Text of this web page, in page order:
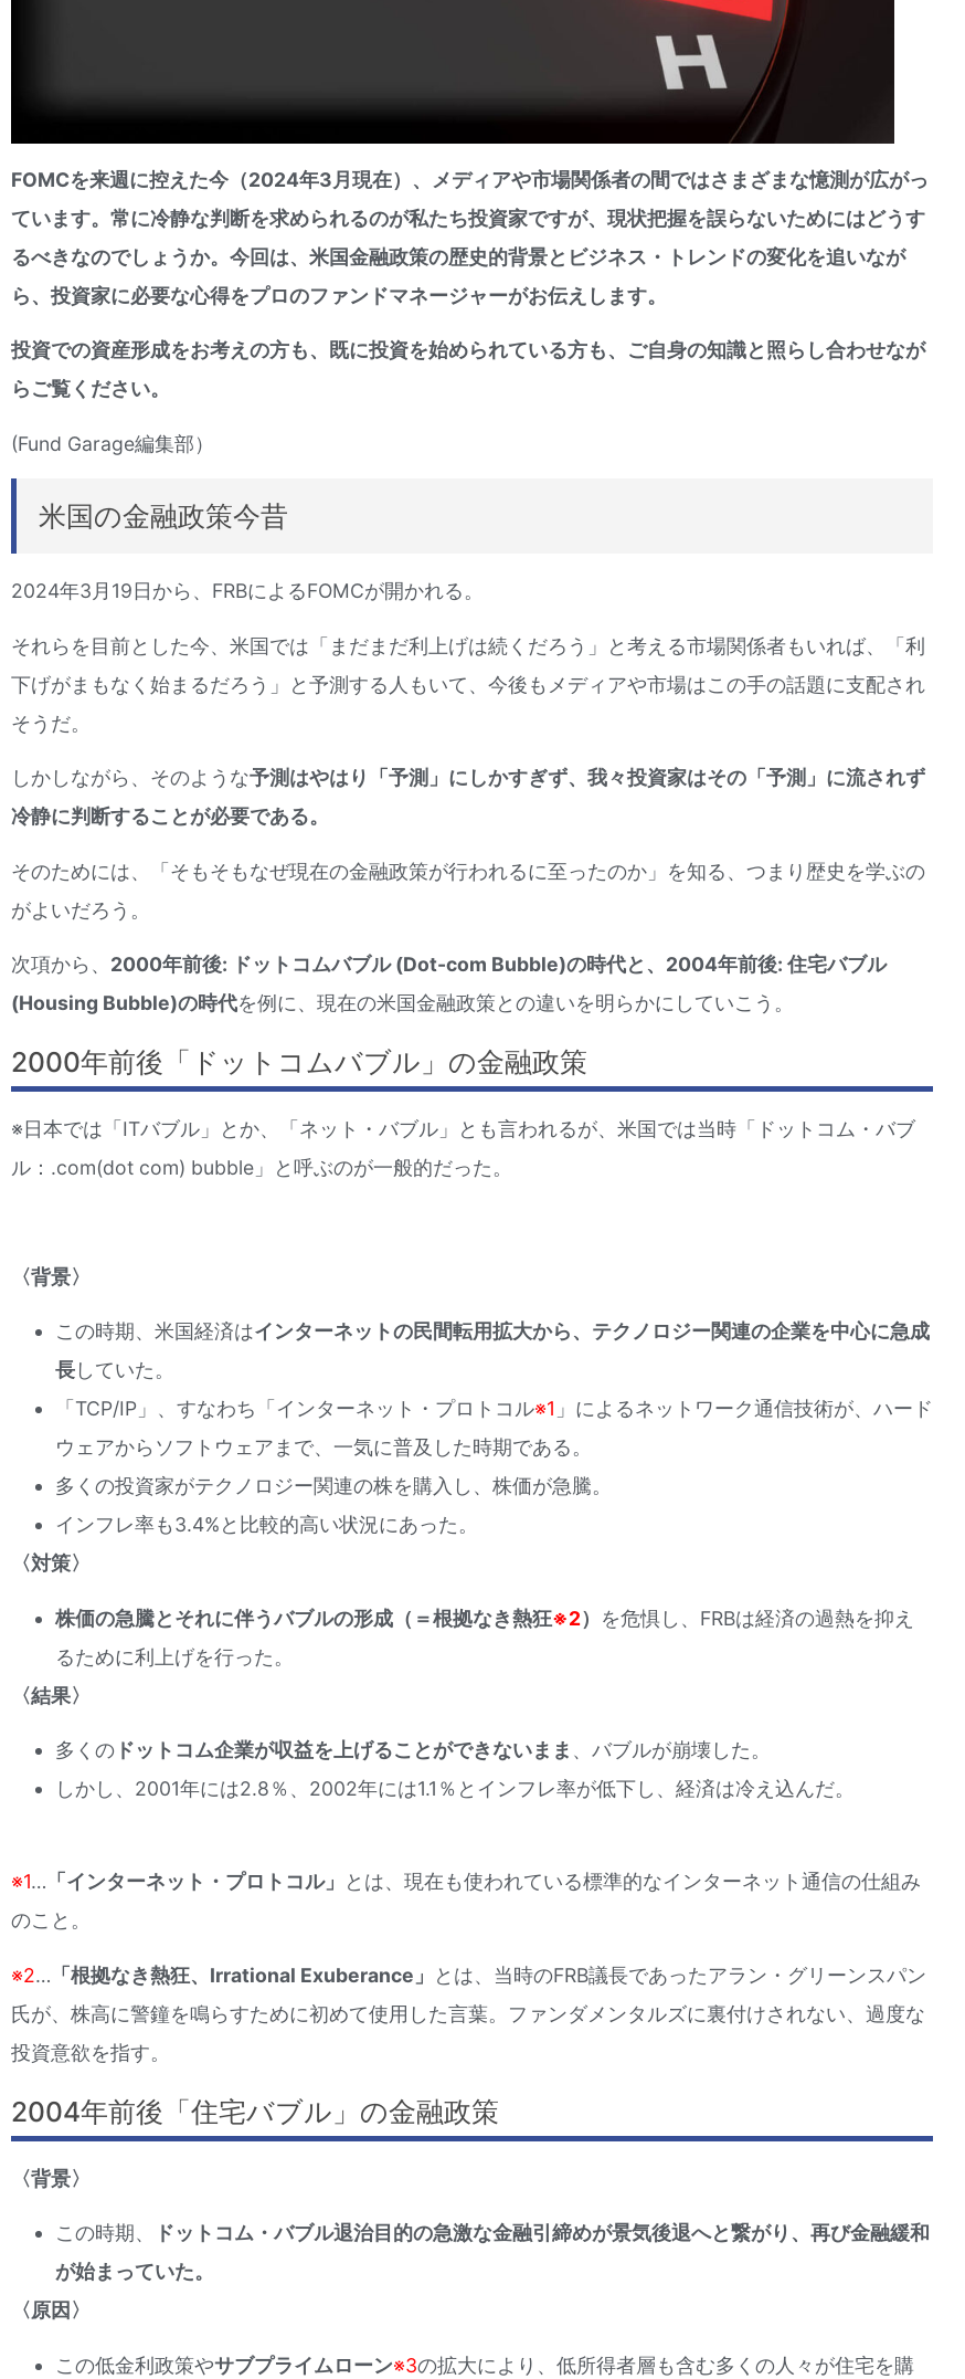
FOMCを来週に控えた今（2024年3月現在）、メディアや市場関係者の間ではさまざまな憶測が広がっ
ています。常に冷静な判断を求められるのが私たち投資家ですが、現状把握を誤らないためにはどうす
るべきなのでしょうか。今回は、米国金融政策の歴史的背景とビジネス・トレンドの変化を追いなが
ら、投資家に必要な心得をプロのファンドマネージャーがお伝えします。
投資での資産形成をお考えの方も、既に投資を始められている方も、ご自身の知識と照らし合わせなが
らご覧ください。
(Fund Garage編集部）
米国の金融政策今昔
2024年3月19日から、FRBによるFOMCが開かれる。
それらを目前とした今、米国では「まだまだ利上げは続くだろう」と考える市場関係者もいれば、「利
下げがまもなく始まるだろう」と予測する人もいて、今後もメディアや市場はこの手の話題に支配され
そうだ。
しかしながら、そのような予測はやはり「予測」にしかすぎず、我々投資家はその「予測」に流されず
冷静に判断することが必要である。
そのためには、「そもそもなぜ現在の金融政策が行われるに至ったのか」を知る、つまり歴史を学ぶの
がよいだろう。
次項から、 2000年前後: ドットコムバブル (Dot-com Bubble)の時代と、2004年前後: 住宅バブル
(Housing Bubble)の時代を例に、現在の米国金融政策との違いを明らかにしていこう。
2000年前後「ドットコムバブル」の金融政策
※日本では「ITバブル」とか、「ネット・バブル」とも言われるが、米国では当時「ドットコム・バブ
ル：.com(dot com) bubble」と呼ぶのが一般的だった。
〈背景〉
この時期、米国経済はインターネットの民間転用拡大から、テクノロジー関連の企業を中心に急成
長していた。
「TCP/IP」、すなわち「インターネット・プロトコル※1 」によるネットワーク通信技術が、ハード
ウェアからソフトウェアまで、一気に普及した時期である。
多くの投資家がテクノロジー関連の株を購入し、株価が急騰。
インフレ率も3.4%と比較的高い状況にあった。
〈対策〉
株価の急騰とそれに伴うバブルの形成（＝根拠なき熱狂※2） を危惧し、FRBは経済の過熱を抑え
るために利上げを行った。
〈結果〉
多くの ドットコム企業が収益を上げることができないまま 、バブルが崩壊した。
しかし、2001年には2.8％、2002年には1.1％とインフレ率が低下し、経済は冷え込んだ。
※1… 「インターネット・プロトコル」
とは、現在も使われている標準的なインターネット通信の仕組み
のこと。
※2… 「根拠なき熱狂、 Irrational Exuberance」
とは、当時のFRB議長であったアラン・グリーンスパン
氏が、株高に警鐘を鳴らすために初めて使用した言葉。ファンダメンタルズに裏付けされない、過度な
投資意欲を指す。
2004年前後「住宅バブル」の金融政策
〈背景〉
この時期、
ドットコム・バブル退治目的の急激な金融引締めが景気後退へと繋がり、再び金融緩和
が始まっていた。
〈原因〉
この低金利政策やサブプライムローン※3の拡大により、低所得者層も含む多くの人々が住宅を購